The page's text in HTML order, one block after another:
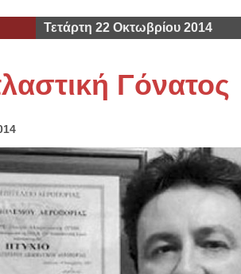
Τετάρτη 22 Οκτωβρίου 2014
Γόνατος